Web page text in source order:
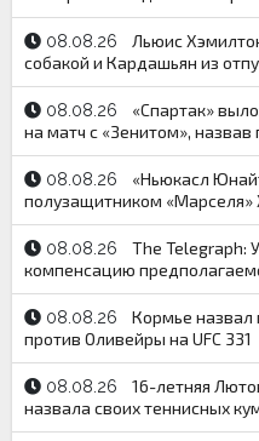
08.08.26
Льюис
собакой и Кардашьян из
08.08.26
«Спартак»
на матч с «Зенитом»,
08.08.26
«Ньюкасл
полузащитником
08.08.26
The Telegraph:
компенсацию
08.08.26
Кормье назвал
против Оливейры на UFC 331
08.08.26
16-летняя
назвала своих теннисных